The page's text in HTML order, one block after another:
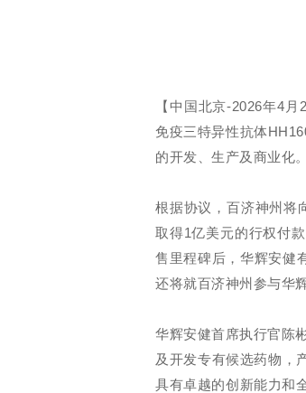
【中国北京-2026年4
免疫三特异性抗体
的开发、生产及商业化。
根据协议，百济神州将
取得1亿美元的行权付
售里程碑后，华辉安健
还将就百济神州参与华
华辉安健首席执行官陈
及开发专有候选药物，
具有卓越的创新能力和